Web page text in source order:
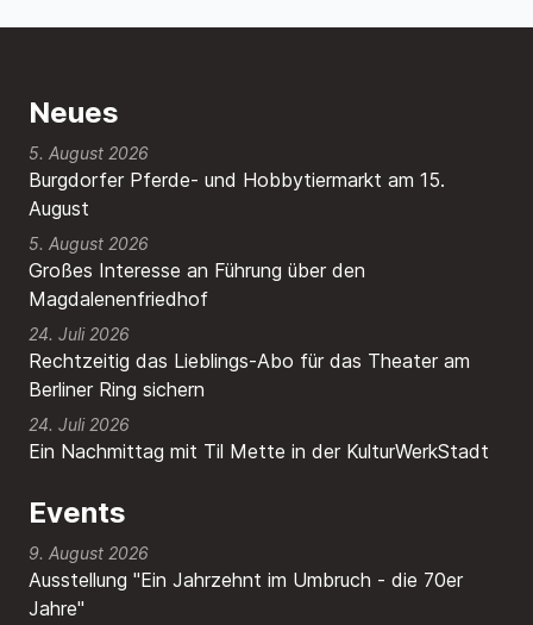
Neues
Burgdorfer Pferde- und Hobbytiermarkt am 15.
August
5. August 2026
Großes Interesse an Führung über den
Magdalenenfriedhof
5. August 2026
Rechtzeitig das Lieblings-Abo für das Theater am
Berliner Ring sichern
24. Juli 2026
Ein Nachmittag mit Til Mette in der KulturWerkStadt
24. Juli 2026
Events
9. August 2026
Ausstellung "Ein Jahrzehnt im Umbruch - die 70er
Jahre"